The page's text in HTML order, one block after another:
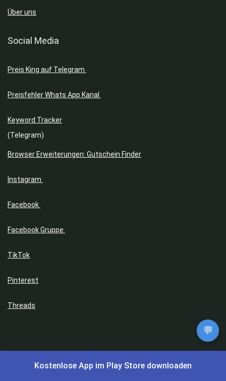
Über uns
Social Media
Preis King auf Telegram
Preisfehler Whats App Kanal
Keyword Tracker
(Telegram)
Browser Erweiterungen: Gutschein Finder
Instagram
Facebook
Facebook Gruppe
TikTok
Pinterest
Threads
| Dein Schnäppchen Blog
💬
Kostenlose App im Play Store downloaden